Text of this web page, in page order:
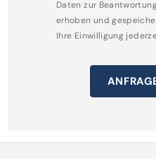
Dachgeschoss:
Im Dachgeschoss dieses
Zimmerwohnung mit etwa
Wohnung verfügt über
Ursprünglich handelte es
Daten zur
erhoben und
Ihre Einwilligung